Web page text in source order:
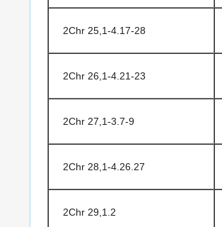
2Chr 25,1-4.17-28
2Chr 26,1-4.21-23
2Chr 27,1-3.7-9
2Chr 28,1-4.26.27
2Chr 29,1.2